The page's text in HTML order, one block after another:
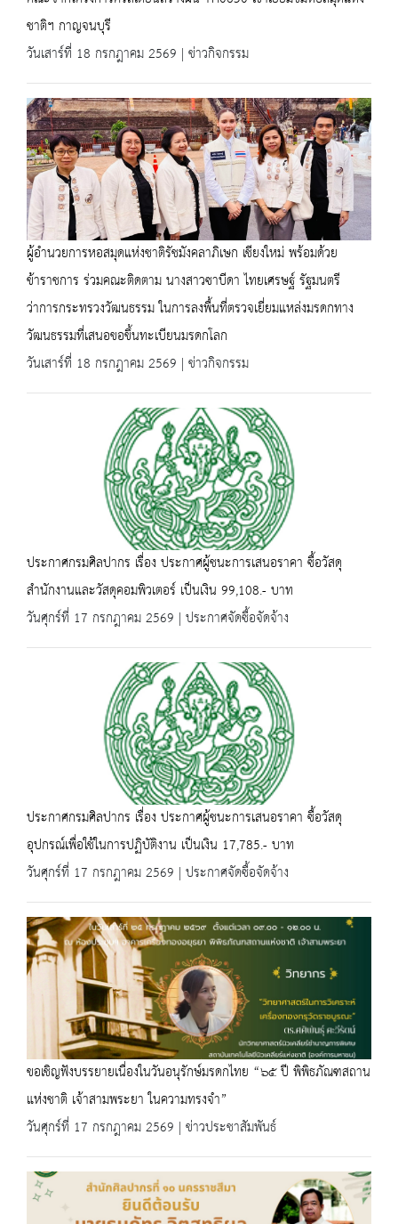
ชาติฯ กาญจนบุรี
วันเสาร์ที่ 18 กรกฎาคม 2569 | ข่าวกิจกรรม
ผู้อำนวยการหอสมุดแห่งชาติรัชมังคลาภิเษก เชียงใหม่ พร้อมด้วย
ข้าราชการ ร่วมคณะติดตาม นางสาวซาบีดา ไทยเศรษฐ์ รัฐมนตรี
ว่าการกระทรวงวัฒนธรรม ในการลงพื้นที่ตรวจเยี่ยมแหล่งมรดกทาง
วัฒนธรรมที่เสนอขอขึ้นทะเบียนมรดกโลก
วันเสาร์ที่ 18 กรกฎาคม 2569 | ข่าวกิจกรรม
ประกาศกรมศิลปากร เรื่อง ประกาศผู้ชนะการเสนอราคา ซื้อวัสดุ
สำนักงานและวัสดุคอมพิวเตอร์ เป็นเงิน 99,108.- บาท
วันศุกร์ที่ 17 กรกฎาคม 2569 | ประกาศจัดซื้อจัดจ้าง
ประกาศกรมศิลปากร เรื่อง ประกาศผู้ชนะการเสนอราคา ซื้อวัสดุ
อุปกรณ์เพื่อใช้ในการปฏิบัติงาน เป็นเงิน 17,785.- บาท
วันศุกร์ที่ 17 กรกฎาคม 2569 | ประกาศจัดซื้อจัดจ้าง
ขอเชิญฟังบรรยายเนื่องในวันอนุรักษ์มรดกไทย “๖๕ ปี พิพิธภัณฑสถาน
แห่งชาติ เจ้าสามพระยา ในความทรงจำ”
วันศุกร์ที่ 17 กรกฎาคม 2569 | ข่าวประชาสัมพันธ์